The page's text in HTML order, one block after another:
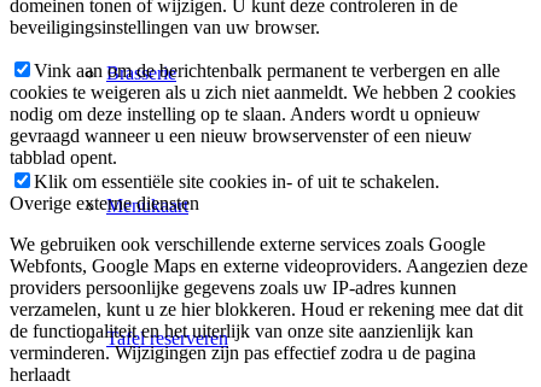
Brasserie
Menukaart
Tafel reserveren
domeinen tonen of wijzigen. U kunt deze controleren in de
beveiligingsinstellingen van uw browser.
Vink aan om de berichtenbalk permanent te verbergen en alle
cookies te weigeren als u zich niet aanmeldt. We hebben 2 cookies
nodig om deze instelling op te slaan. Anders wordt u opnieuw
gevraagd wanneer u een nieuw browservenster of een nieuw
tabblad opent.
Klik om essentiële site cookies in- of uit te schakelen.
Overige externe diensten
We gebruiken ook verschillende externe services zoals Google
Webfonts, Google Maps en externe videoproviders. Aangezien deze
providers persoonlijke gegevens zoals uw IP-adres kunnen
verzamelen, kunt u ze hier blokkeren. Houd er rekening mee dat dit
de functionaliteit en het uiterlijk van onze site aanzienlijk kan
verminderen. Wijzigingen zijn pas effectief zodra u de pagina
herlaadt